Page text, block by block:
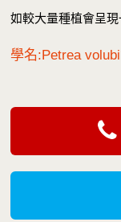
如較大量種植會呈
學名:Petrea